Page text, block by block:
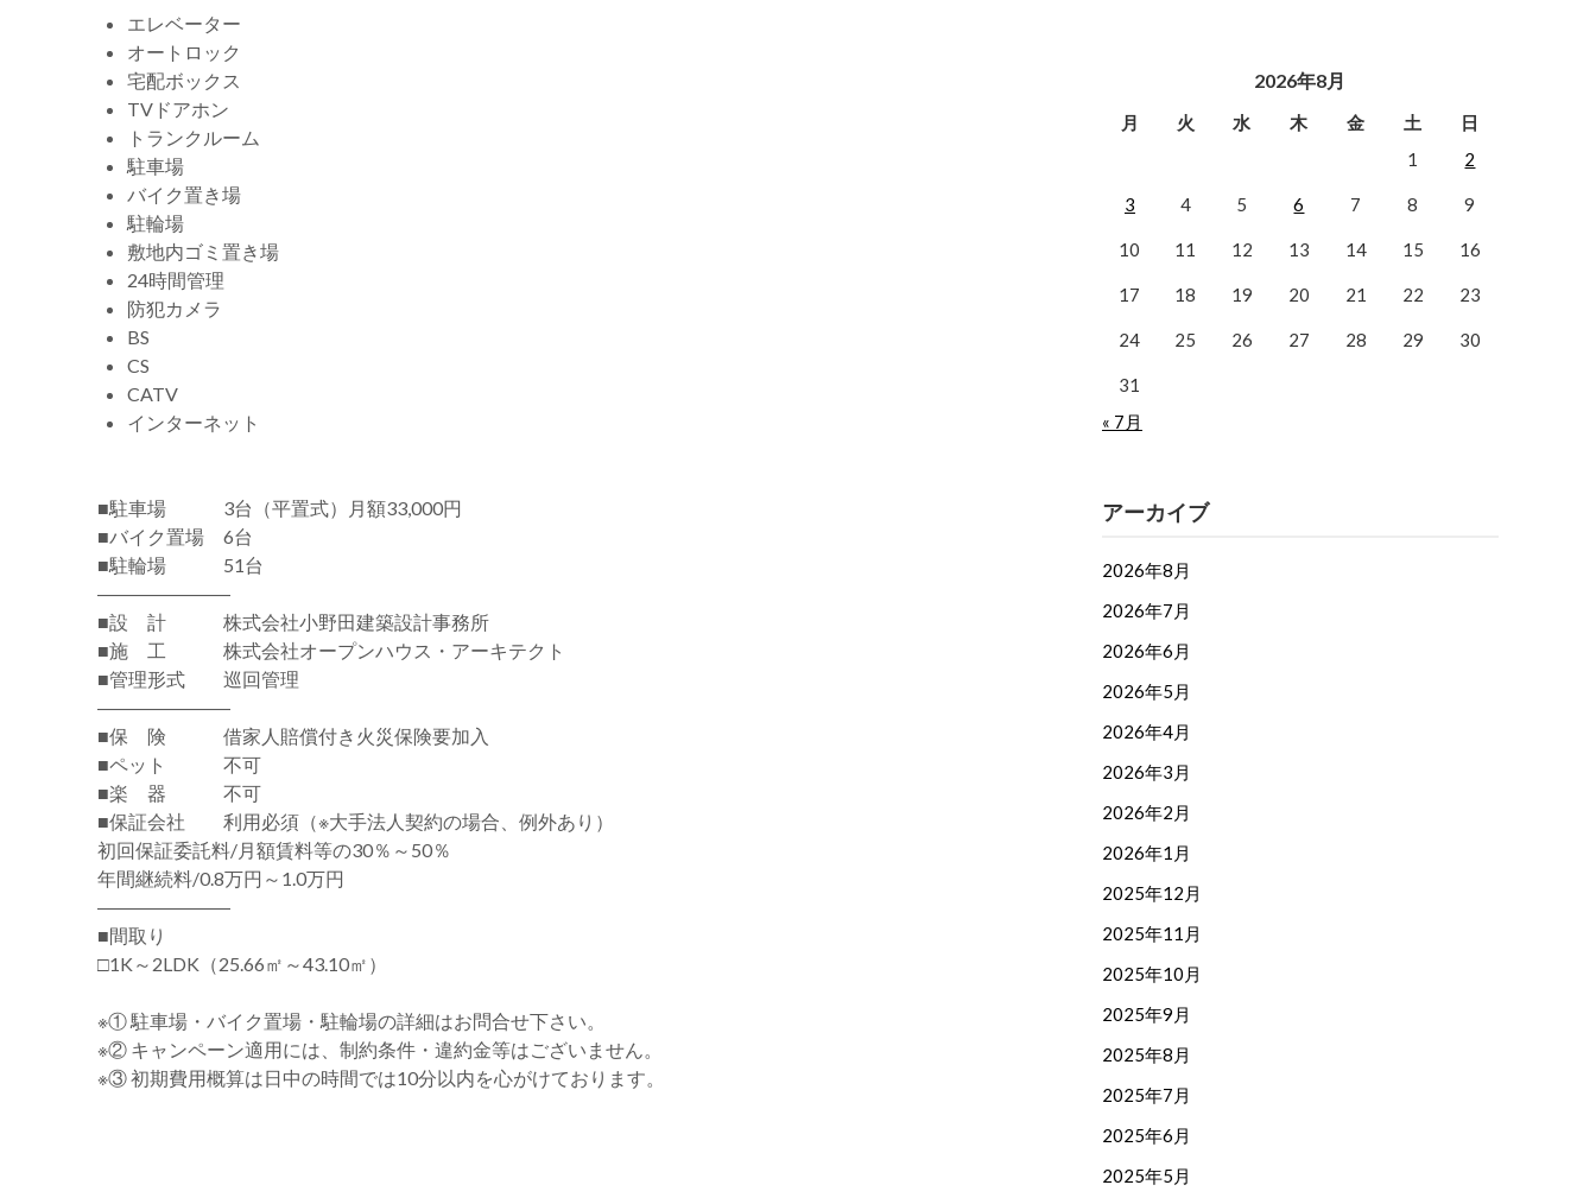
エレベーター
オートロック
宅配ボックス
TVドアホン
トランクルーム
駐車場
バイク置き場
駐輪場
敷地内ゴミ置き場
24時間管理
防犯カメラ
BS
CS
CATV
インターネット
■駐車場 3台（平置式）月額33,000円
■バイク置場 6台
■駐輪場 51台
―――――――
■設 計 株式会社小野田建築設計事務所
■施 工 株式会社オープンハウス・アーキテクト
■管理形式 巡回管理
―――――――
■保 険 借家人賠償付き火災保険要加入
■ペット 不可
■楽 器 不可
■保証会社 利用必須（※大手法人契約の場合、例外あり）
初回保証委託料/月額賃料等の30％～50％
年間継続料/0.8万円～1.0万円
―――――――
■間取り
□1K～2LDK（25.66㎡～43.10㎡）
※① 駐車場・バイク置場・駐輪場の詳細はお問合せ下さい。
※② キャンペーン適用には、制約条件・違約金等はございません。
※③ 初期費用概算は日中の時間では10分以内を心がけております。
2026年8月
月 火 水 木 金 土
日
1
2
3 4 5 6 7 8 9
10 11 12 13 14 15 16
17 18 19 20 21 22 23
24 25 26 27 28 29 30
31
« 7月
アーカイブ
2026年8月
2026年7月
2026年6月
2026年5月
2026年4月
2026年3月
2026年2月
2026年1月
2025年12月
2025年11月
2025年10月
2025年9月
2025年8月
2025年7月
2025年6月
2025年5月